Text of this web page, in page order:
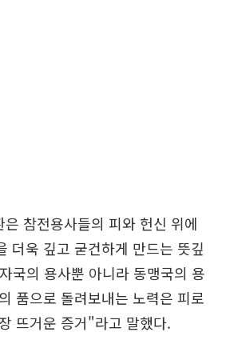
참전용사들의 피와 헌신 위에
더욱 깊고 굳건하게 만드는 뜻깊
국의 용사뿐 아니라 동맹국의 용
품으로 돌려보내는 노력은 피로
뜨거운 증거"라고 말했다.